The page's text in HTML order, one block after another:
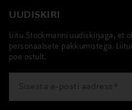
UUDISKIRI
Liitu Stockmanni uudiskirjaga, et
personaalsete pakkumistega.
poe ostult.